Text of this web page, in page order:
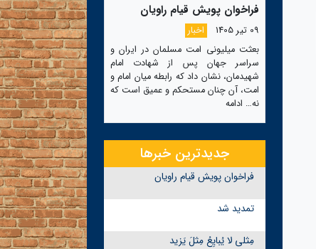
فراخوان پویش قیام راویان
09 تیر 1405
اخبار
بعثت میلیونی امت مسلمان در ایران و
سراسر جهان پس از شهادت امام
شهیدمان، نشان داد که رابطه میان امام و
امت، آن چنان مستحکم و عمیق است که
نه… ادامه
جدیدترین خبرها
فراخوان پویش قیام راویان
تمدید شد
مِثلی لا یُبایِعُ مِثلَ یَزید